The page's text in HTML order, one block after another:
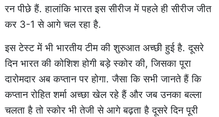
रन पीछे हैं. हालांकि भारत इस सीरीज में पहले ही सीरीज जीत
कर 3-1 से आगे चल रहा है.
इस टेस्ट में भी भारतीय टीम की शुरुआत अच्छी हुई है. दूसरे
दिन भारत की कोशिश होगी बड़े स्कोर की, जिसका पूरा
दारोमदार अब कप्तान पर होगा. जैसा कि सभी जानते हैं कि
कप्तान रोहित शर्मा अच्छा खेल रहे हैं और जब उनका बल्ला
चलता है तो स्कोर भी तेजी से आगे बढ़ता है दूसरे दिन पूरी